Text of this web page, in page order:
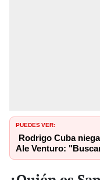
PUEDES VER:
Rodrigo Cuba
Ale Venturo: